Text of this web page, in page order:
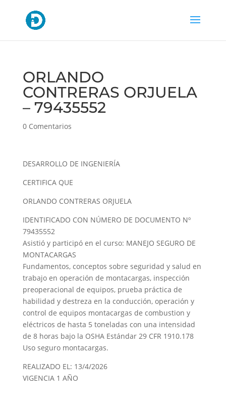
ORLANDO
CONTRERAS ORJUELA
– 79435552
0 Comentarios
DESARROLLO DE INGENIERÍA
CERTIFICA QUE
ORLANDO CONTRERAS ORJUELA
IDENTIFICADO CON NÚMERO DE DOCUMENTO Nº
79435552
Asistió y participó en el curso: MANEJO SEGURO DE
MONTACARGAS
Fundamentos, conceptos sobre seguridad y salud en
trabajo en operación de montacargas, inspección
preoperacional de equipos, prueba práctica de
habilidad y destreza en la conducción, operación y
control de equipos montacargas de combustion y
eléctricos de hasta 5 toneladas con una intensidad
de 8 horas bajo la OSHA Estándar 29 CFR 1910.178
Uso seguro montacargas.
REALIZADO EL: 13/4/2026
VIGENCIA 1 AÑO